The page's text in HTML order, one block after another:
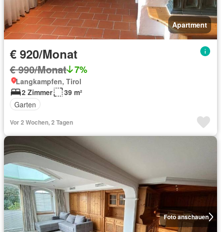
Apartment
€ 920/Monat
€ 990/Monat 7%
Langkampfen, Tirol
2 Zimmer
39 m²
Garten
Vor 2 Wochen, 2 Tagen
Foto anschauen